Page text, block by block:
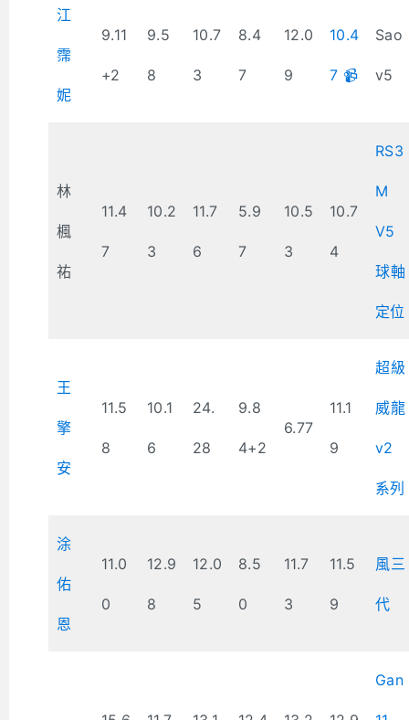
江
霈
妮
9.11
+2
9.5
8
10.7
3
8.4
7
12.0
9
10.4
7 📹
Sao
v5
林
楓
祐
11.4
7
10.2
3
11.7
6
5.9
7
10.5
3
10.7
4
RS3
M
V5
球軸
定位
王
擎
安
11.5
8
10.1
6
24.
28
9.8
4+2
6.77
11.1
9
超級
威龍
v2
系列
涂
佑
恩
11.0
0
12.9
8
12.0
5
8.5
0
11.7
3
11.5
9
風三
代
Gan